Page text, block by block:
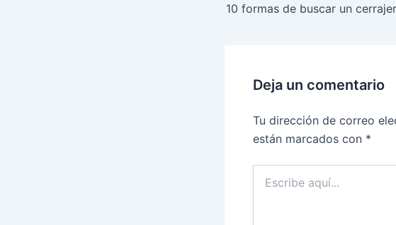
Deja un comentario
Tu dirección de correo
están marcados con *
aquí...